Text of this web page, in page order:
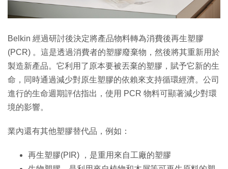
Belkin 經過研討後決定將產品物料轉為消費後再生塑膠
(PCR) 。這是透過消費者的塑膠廢棄物，然後將其重新用於
製造新產品。它利用了原本要被丟棄的塑膠，賦予它新的生
命，同時通過減少對原生塑膠的依賴來支持循環經濟。公司
進行的生命週期評估指出，使用 PCR 物料可顯著減少對環
境的影響。
業內還有其他塑膠替代品，例如：
再生塑膠(PIR) ，是重用來自工廠的塑膠